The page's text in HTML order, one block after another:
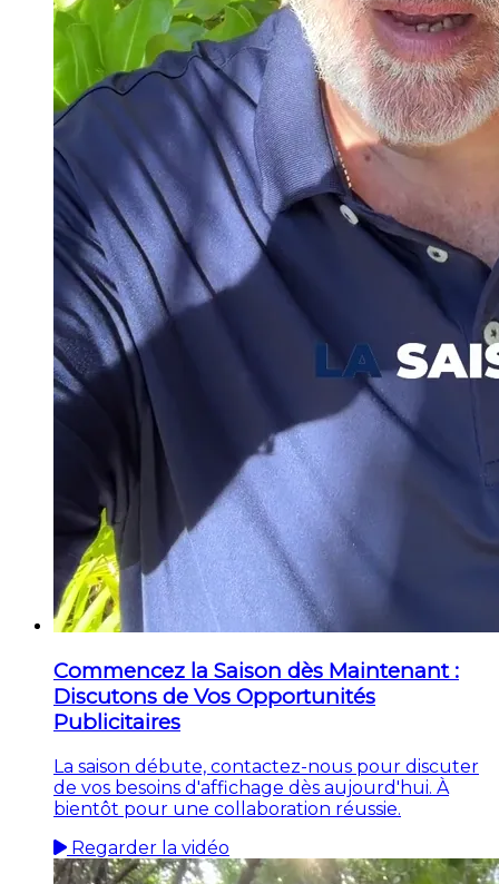
Commencez la Saison dès Maintenant :
Discutons de Vos Opportunités
Publicitaires
La saison débute, contactez-nous pour discuter
de vos besoins d'affichage dès aujourd'hui. À
bientôt pour une collaboration réussie.
Regarder la vidéo